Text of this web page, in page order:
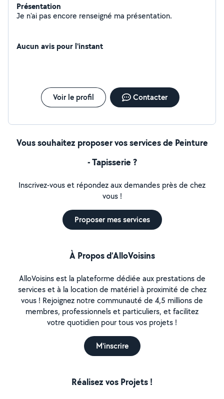
Présentation
Je n'ai pas encore renseigné ma présentation.
Aucun avis pour l'instant
Voir le profil Contacter
Vous souhaitez proposer vos services de Peinture
- Tapisserie ?
Inscrivez-vous et répondez aux demandes près de chez
vous !
Proposer mes services
À Propos d’AlloVoisins
AlloVoisins est la plateforme dédiée aux prestations de
services et à la location de matériel à proximité de chez
vous ! Rejoignez notre communauté de 4,5 millions de
membres, professionnels et particuliers, et facilitez
votre quotidien pour tous vos projets !
M'inscrire
Réalisez vos Projets !